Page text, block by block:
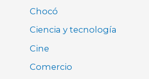
Chocó
Ciencia y tecnología
Cine
Comercio